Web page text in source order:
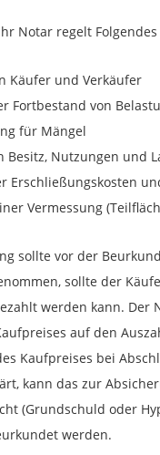
Notar regelt
Käufer und Verkäufer
Fortbestand von
für Mängel
Besitz, Nutzungen und
Erschließungskosten
Vermessung
sollte vor der
sollte der
werden kann. Der
auf den
Kaufpreises bei
kann das zur
(Grundschuld oder
werden.